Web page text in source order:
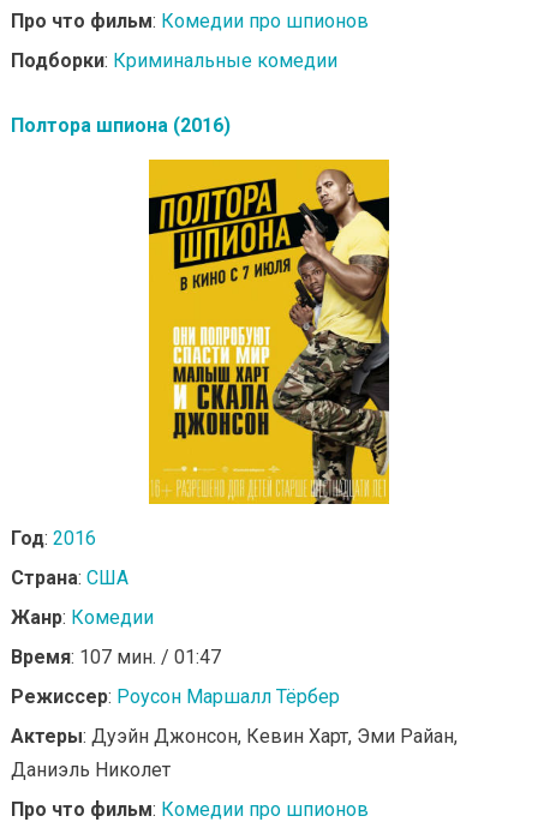
Про что фильм: Комедии про шпионов
Подборки: Криминальные комедии
Полтора шпиона (2016)
Год: 2016
Страна: США
Жанр: Комедии
Время: 107 мин. / 01:47
Режиссер: Роусон Маршалл Тёрбер
Актеры: Дуэйн Джонсон, Кевин Харт, Эми Райан,
Даниэль Николет
Про что фильм: Комедии про шпионов